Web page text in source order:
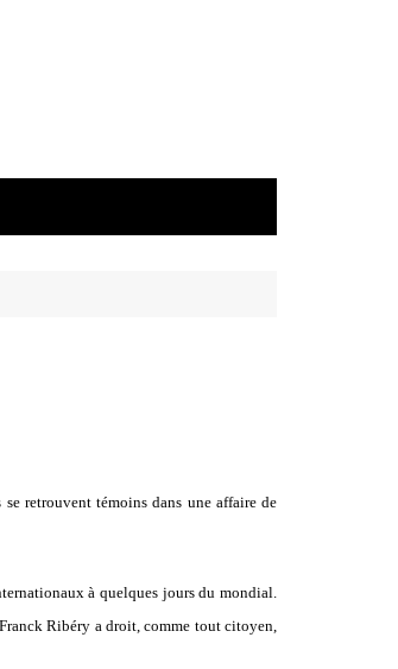
retrouvent témoins dans une affaire de
à quelques jours du mondial.
Ribéry a droit, comme tout citoyen,